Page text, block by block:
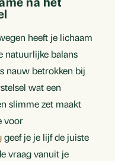
heeft je lichaam
natuurlijke balans
nauw betrokken bij
wat een
slimme zet maakt
voor
geef je je lijf de juiste
vraag vanuit je